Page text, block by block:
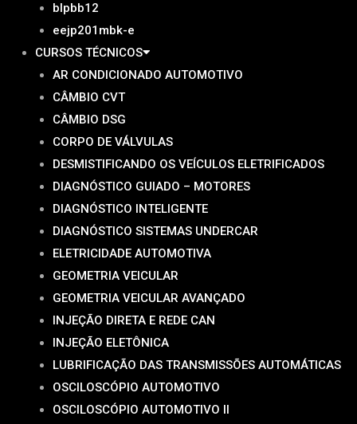
blpbb12
eejp201mbk-e
CURSOS TÉCNICOS
AR CONDICIONADO AUTOMOTIVO
CÂMBIO CVT
CÂMBIO DSG
CORPO DE VÁLVULAS
DESMISTIFICANDO OS VEÍCULOS ELETRIFICADOS
DIAGNÓSTICO GUIADO – MOTORES
DIAGNÓSTICO INTELIGENTE
DIAGNÓSTICO SISTEMAS UNDERCAR
ELETRICIDADE AUTOMOTIVA
GEOMETRIA VEICULAR
GEOMETRIA VEICULAR AVANÇADO
INJEÇÃO DIRETA E REDE CAN
INJEÇÃO ELETÔNICA
LUBRIFICAÇÃO DAS TRANSMISSÕES AUTOMÁTICAS
OSCILOSCÓPIO AUTOMOTIVO
OSCILOSCÓPIO AUTOMOTIVO II